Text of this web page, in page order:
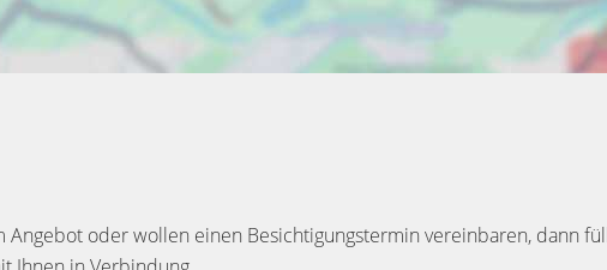
Angebot oder wollen einen Besichtigungstermin vereinbaren, dann